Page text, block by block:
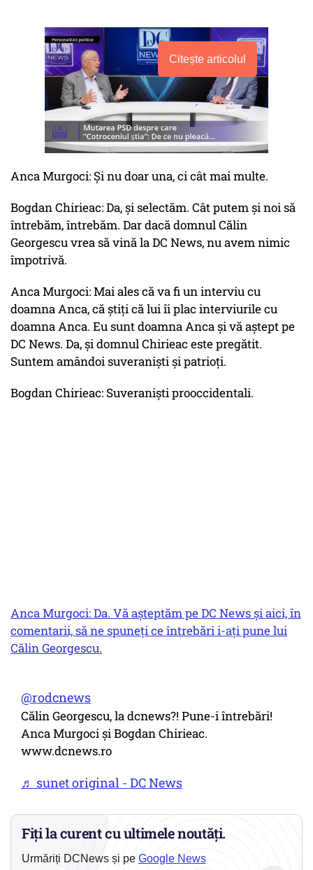
Citește articolul
Anca Murgoci: Și nu doar una, ci cât mai multe.
Bogdan Chirieac: Da, și selectăm. Cât putem și noi să
întrebăm, întrebăm. Dar dacă domnul Călin
Georgescu vrea să vină la DC News, nu avem nimic
împotrivă.
Anca Murgoci: Mai ales că va fi un interviu cu
doamna Anca, că știți că lui îi plac interviurile cu
doamna Anca. Eu sunt doamna Anca și vă aștept pe
DC News. Da, și domnul Chirieac este pregătit.
Suntem amândoi suveraniști și patrioți.
Bogdan Chirieac: Suveraniști prooccidentali.
Anca Murgoci: Da. Vă așteptăm pe DC News și aici, în
comentarii, să ne spuneți ce întrebări i-ați pune lui
Călin Georgescu.
@rodcnews
Călin Georgescu, la dcnews?! Pune-i întrebări!
Anca Murgoci și Bogdan Chirieac.
www.dcnews.ro
♬ sunet original - DC News
Fiți la curent cu ultimele noutăți.
Urmăriți DCNews și pe Google News